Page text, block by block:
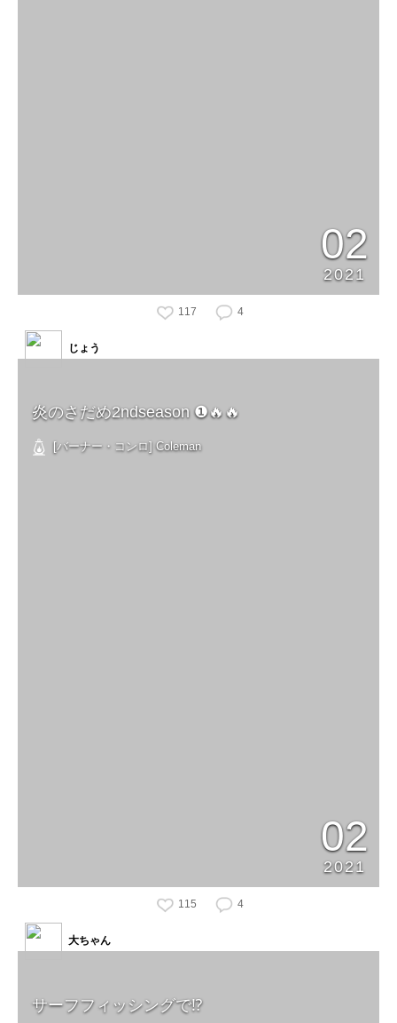
02
2021
117 4
炎のさだめ2ndseason ❶🔥🔥
[バーナー・コンロ] Coleman
02
2021
じょう
115 4
サーフフィッシングで⁉️
大ちゃん